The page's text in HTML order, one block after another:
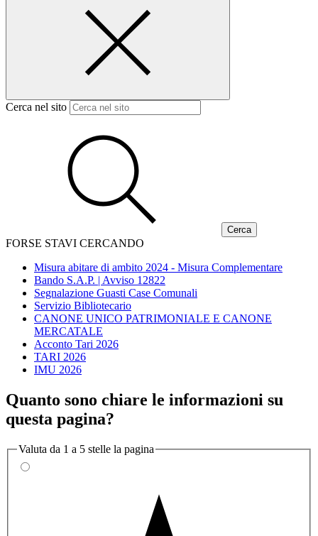
Cerca nel sito
FORSE STAVI CERCANDO
Misura abitare di ambito 2024 - Misura Complementare
Bando S.A.P. | Avviso 12822
Segnalazione Guasti Case Comunali
Servizio Bibliotecario
CANONE UNICO PATRIMONIALE E CANONE
MERCATALE
Acconto Tari 2026
TARI 2026
IMU 2026
Quanto sono chiare le informazioni su
questa pagina?
Valuta da 1 a 5 stelle la pagina